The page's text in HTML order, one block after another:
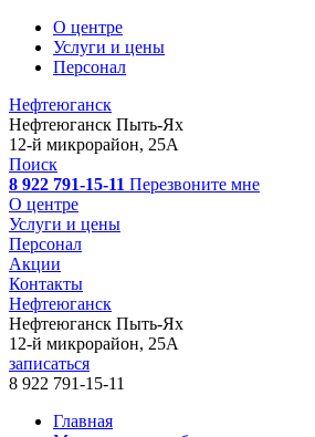
О центре
Услуги и цены
Персонал
Нефтеюганск
Нефтеюганск Пыть-Ях
12-й микрорайон, 25А
Поиск
8 922 791-15-11 Перезвоните мне
О центре
Услуги и цены
Персонал
Акции
Контакты
Нефтеюганск
Нефтеюганск Пыть-Ях
12-й микрорайон, 25А
записаться
8 922 791-15-11
Главная